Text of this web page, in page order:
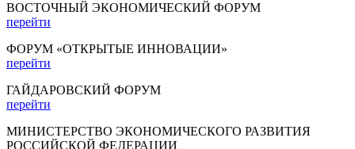
ВОСТОЧНЫЙ ЭКОНОМИЧЕСКИЙ ФОРУМ
перейти
ФОРУМ «ОТКРЫТЫЕ ИННОВАЦИИ»
перейти
ГАЙДАРОВСКИЙ ФОРУМ
перейти
МИНИСТЕРСТВО ЭКОНОМИЧЕСКОГО РАЗВИТИЯ
РОССИЙСКОЙ ФЕДЕРАЦИИ